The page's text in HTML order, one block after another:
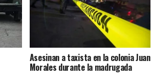
Asesinan a taxista en la colonia Juan
Morales durante la madrugada